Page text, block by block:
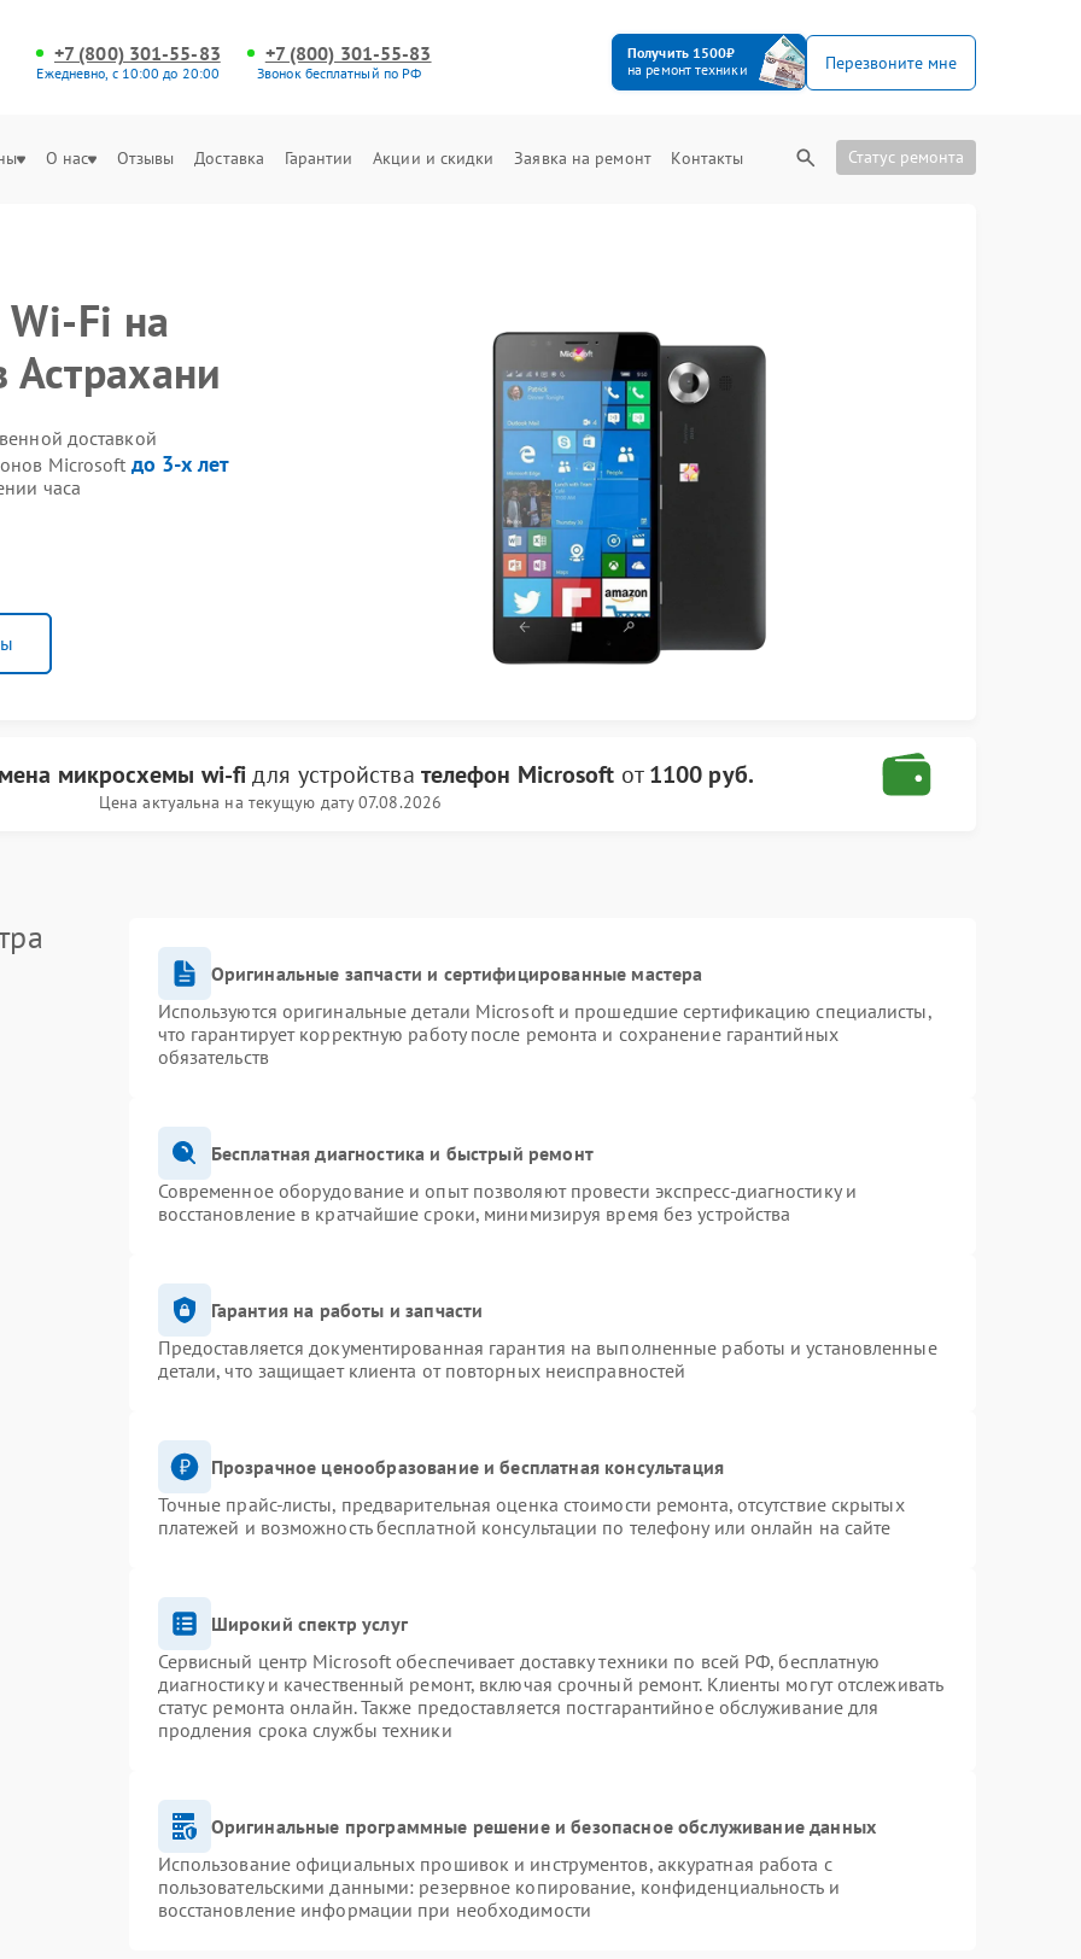
+7 (800) 301-55-83
Ежедневно, с 10:00 до 20:00
+7 (800) 301-55-83
Звонок бесплатный по РФ
Получить 1500₽
на ремонт техники
Перезвоните мне
О нас Отзывы Доставка Гарантии Акции и скидки Заявка на ремонт Контакты Статус ремонта
Fi на
доставкой
Microsoft до 3-х лет
часа
микросхемы wi-fiдля устройства телефон Microsoft от1100 руб.
Цена актуальна на текущую дату 07.08.2026
Оригинальные запчасти и сертифицированные мастера
Используются оригинальные детали Microsoft и прошедшие сертификацию специалисты,
что гарантирует корректную работу после ремонта и сохранение гарантийных
обязательств
Бесплатная диагностика и быстрый ремонт
Современное оборудование и опыт позволяют провести экспресс-диагностику и
восстановление в кратчайшие сроки, минимизируя время без устройства
Гарантия на работы и запчасти
Предоставляется документированная гарантия на выполненные работы и установленные
детали, что защищает клиента от повторных неисправностей
Прозрачное ценообразование и бесплатная консультация
Точные прайс-листы, предварительная оценка стоимости ремонта, отсутствие скрытых
платежей и возможность бесплатной консультации по телефону или онлайн на сайте
Широкий спектр услуг
Сервисный центр Microsoft обеспечивает доставку техники по всей РФ, бесплатную
диагностику и качественный ремонт, включая срочный ремонт. Клиенты могут отслеживать
статус ремонта онлайн. Также предоставляется постгарантийное обслуживание для
продления срока службы техники
Оригинальные программные решение и безопасное обслуживание данных
Использование официальных прошивок и инструментов, аккуратная работа с
пользовательскими данными: резервное копирование, конфиденциальность и
восстановление информации при необходимости